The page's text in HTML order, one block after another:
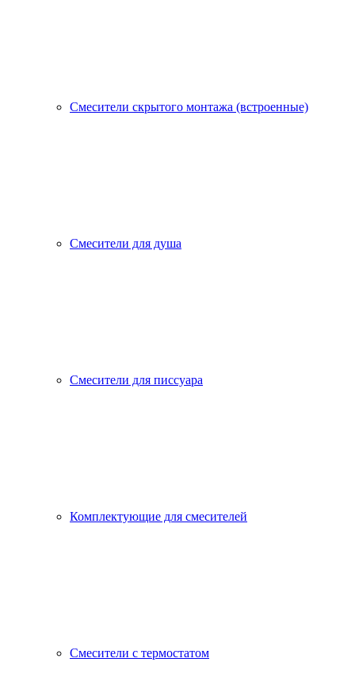
Смесители скрытого монтажа (встроенные)
Смесители для душа
Смесители для писсуара
Комплектующие для смесителей
Смесители с термостатом